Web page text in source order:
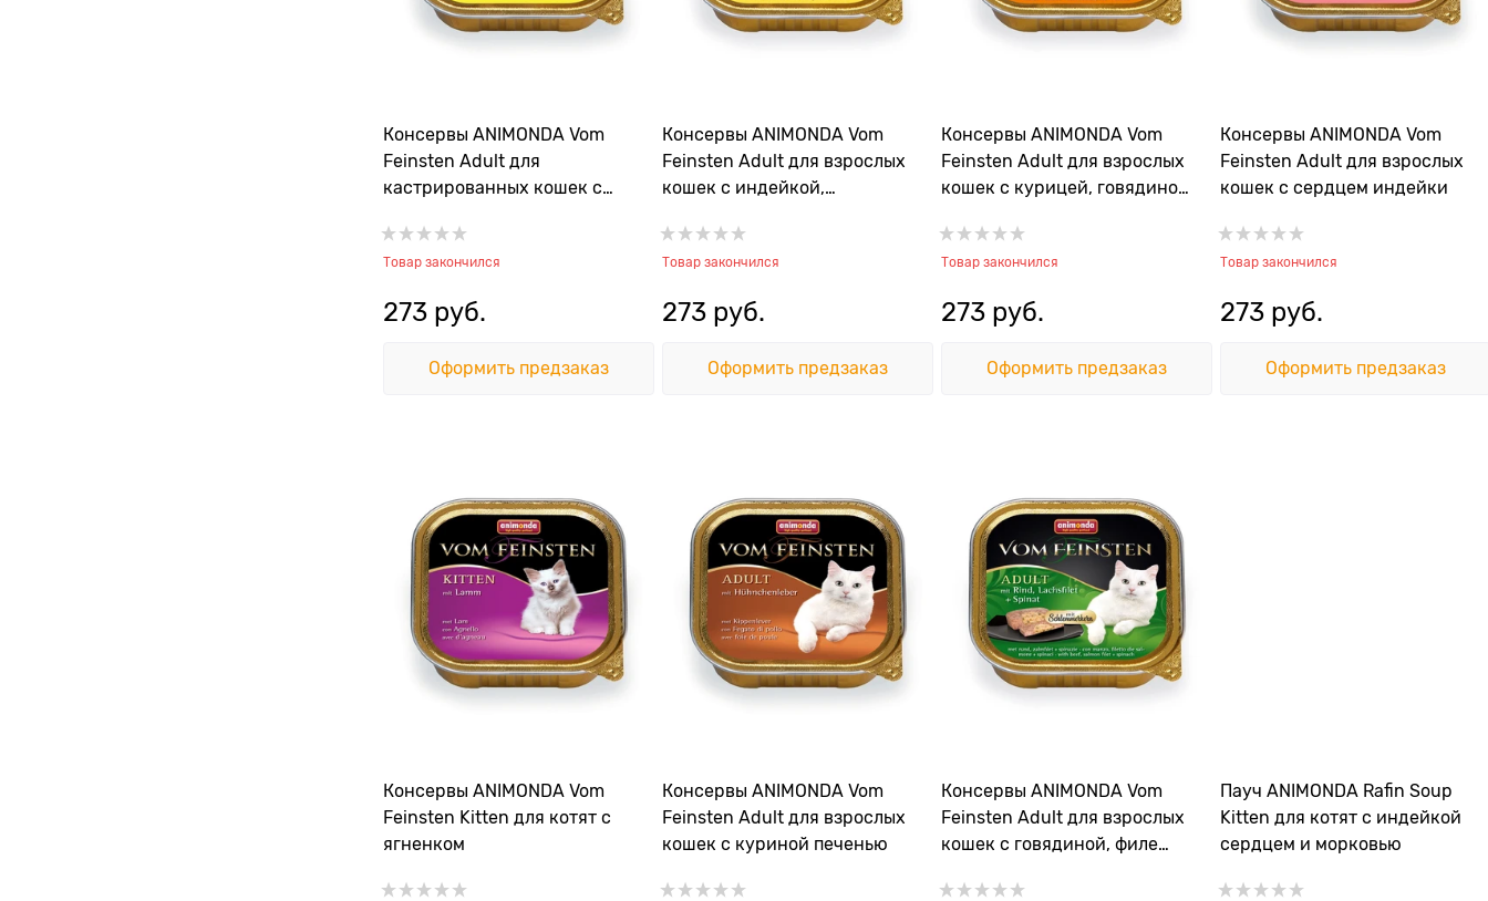
Консервы ANIMONDA Vom
Feinsten Adult для
кастрированных кошек с
Товар закончился
273 руб.
Оформить предзаказ
Консервы ANIMONDA Vom
Feinsten Adult для взрослых
кошек с индейкой,
Товар закончился
273 руб.
Оформить предзаказ
Консервы ANIMONDA Vom
Feinsten Adult для взрослых
кошек с курицей, говядиной
Товар закончился
273 руб.
Оформить предзаказ
Консервы ANIMONDA Vom
Feinsten Adult для взрослых
кошек с сердцем индейки
Товар закончился
273 руб.
Оформить предзаказ
Консервы ANIMONDA Vom
Feinsten Kitten для котят с
ягненком
Консервы ANIMONDA Vom
Feinsten Adult для взрослых
кошек с куриной печенью
Консервы ANIMONDA Vom
Feinsten Adult для взрослых
кошек с говядиной, филе
Пауч ANIMONDA Rafin Soup
Kitten для котят с индейкой
сердцем и морковью